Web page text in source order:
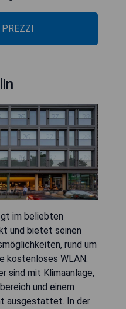
im beliebten
und bietet seinen
rund um
kostenloses WLAN.
sind mit Klimaanlage,
und einem
ausgestattet. In der